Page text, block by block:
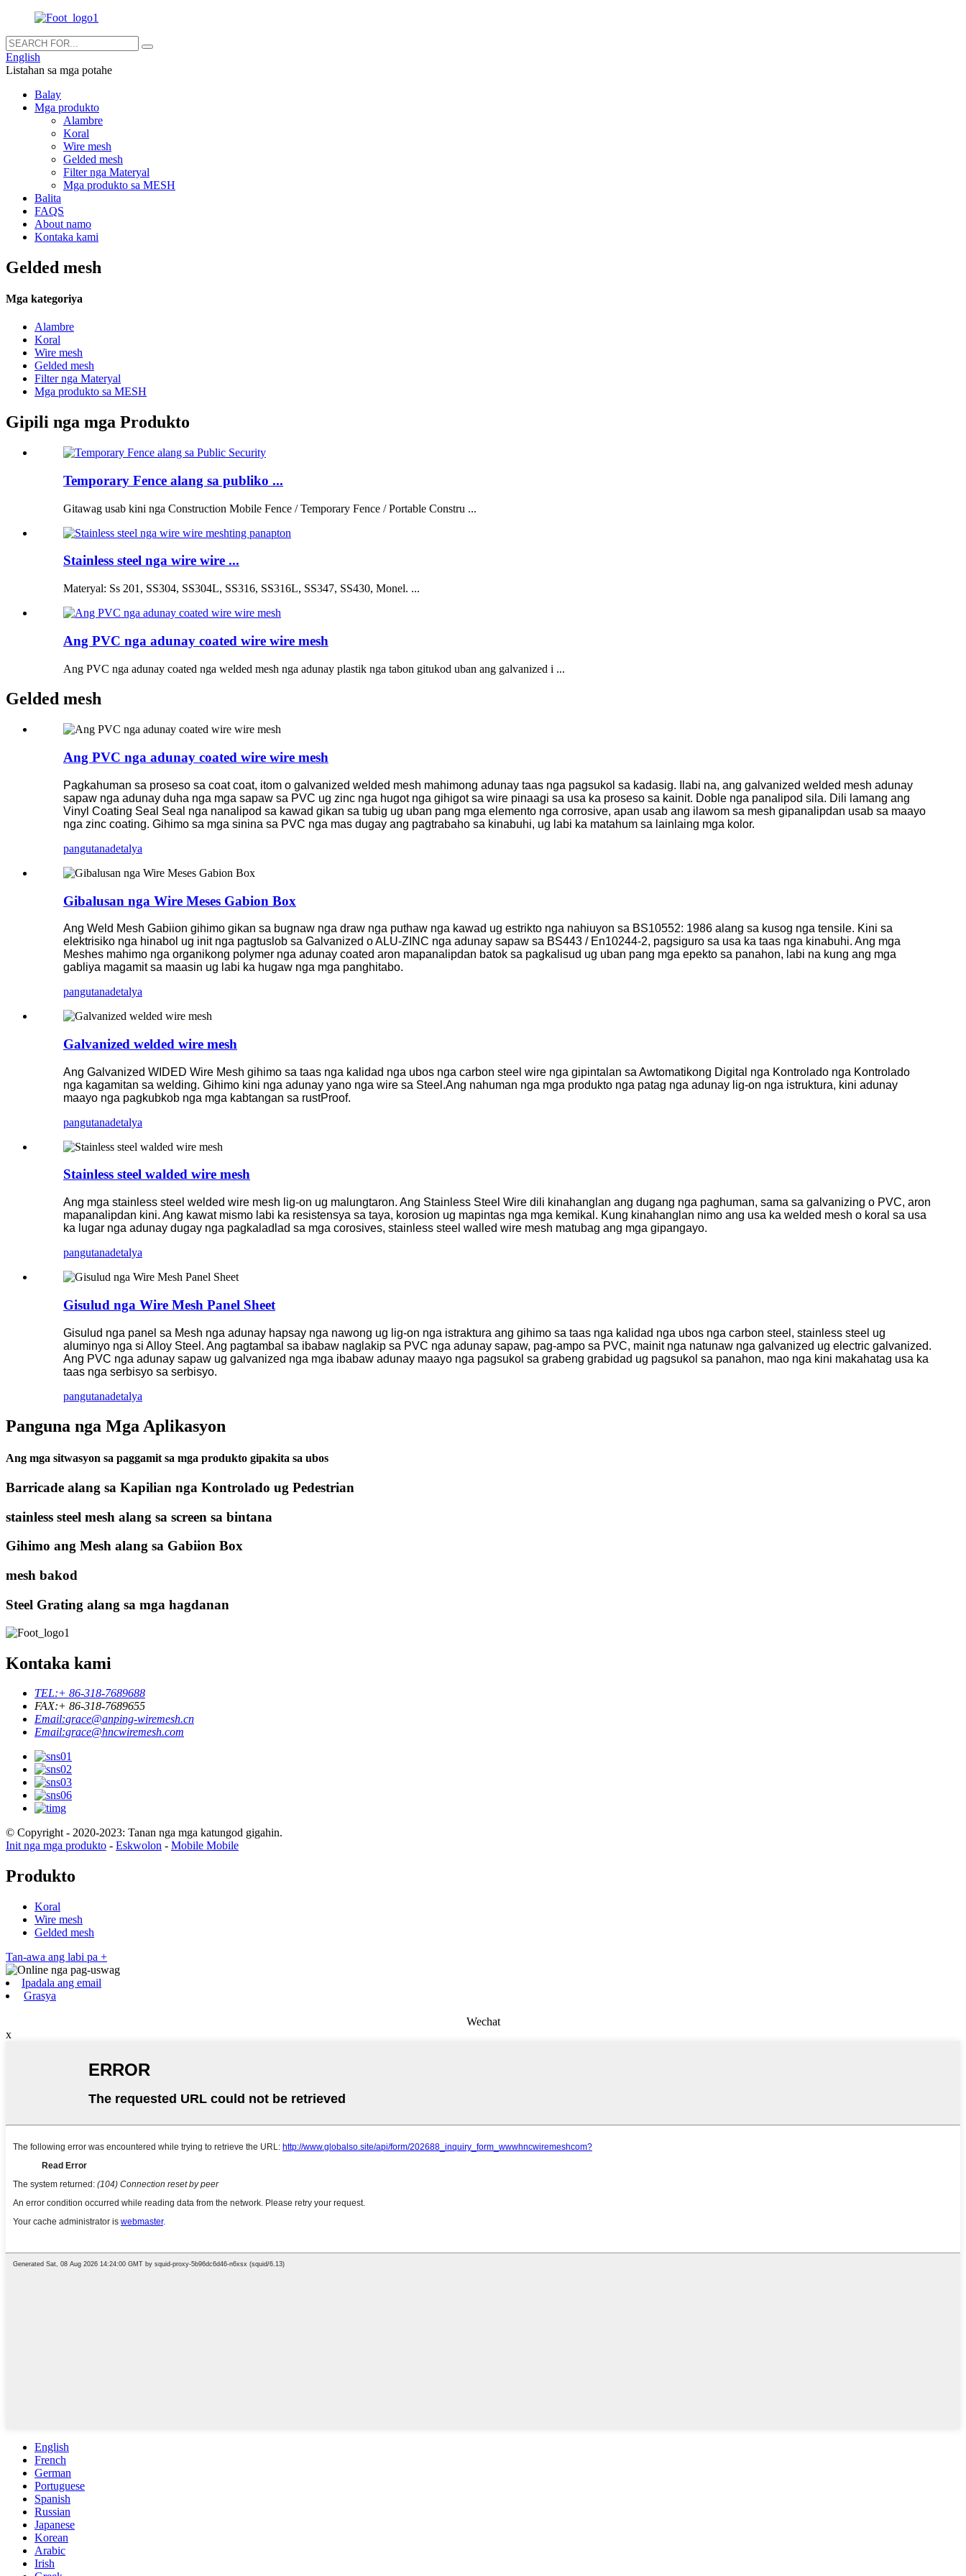
English
Listahan sa mga potahe
Balay
Mga produkto
Alambre
Koral
Wire mesh
Gelded mesh
Filter nga Materyal
Mga produkto sa MESH
Balita
FAQS
About namo
Kontaka kami
Gelded mesh
Mga kategoriya
Alambre
Koral
Wire mesh
Gelded mesh
Filter nga Materyal
Mga produkto sa MESH
Gipili nga mga Produkto
Temporary Fence alang sa publiko ...
Gitawag usab kini nga Construction Mobile Fence / Temporary Fence / Portable Constru ...
Stainless steel nga wire wire ...
Materyal: Ss 201, SS304, SS304L, SS316, SS316L, SS347, SS430, Monel. ...
Ang PVC nga adunay coated wire wire mesh
Ang PVC nga adunay coated nga welded mesh nga adunay plastik nga tabon gitukod uban ang galvanized i ...
Gelded mesh
Ang PVC nga adunay coated wire wire mesh
Pagkahuman sa proseso sa coat coat, itom o galvanized welded mesh mahimong adunay taas nga pagsukol sa kadasig. Ilabi na, ang galvanized welded mesh adunay
sapaw nga adunay duha nga mga sapaw sa PVC ug zinc nga hugot nga gihigot sa wire pinaagi sa usa ka proseso sa kainit. Doble nga panalipod sila. Dili lamang ang
Vinyl Coating Seal Seal nga nanalipod sa kawad gikan sa tubig ug uban pang mga elemento nga corrosive, apan usab ang ilawom sa mesh gipanalipdan usab sa maayo
nga zinc coating. Gihimo sa mga sinina sa PVC nga mas dugay ang pagtrabaho sa kinabuhi, ug labi ka matahum sa lainlaing mga kolor.
pangutanadetalya
Gibalusan nga Wire Meses Gabion Box
Ang Weld Mesh Gabiion gihimo gikan sa bugnaw nga draw nga puthaw nga kawad ug estrikto nga nahiuyon sa BS10552: 1986 alang sa kusog nga tensile. Kini sa
elektrisiko nga hinabol ug init nga pagtuslob sa Galvanized o ALU-ZINC nga adunay sapaw sa BS443 / En10244-2, pagsiguro sa usa ka taas nga kinabuhi. Ang mga
Meshes mahimo nga organikong polymer nga adunay coated aron mapanalipdan batok sa pagkalisud ug uban pang mga epekto sa panahon, labi na kung ang mga
gabliya magamit sa maasin ug labi ka hugaw nga mga panghitabo.
pangutanadetalya
Galvanized welded wire mesh
Ang Galvanized WIDED Wire Mesh gihimo sa taas nga kalidad nga ubos nga carbon steel wire nga gipintalan sa Awtomatikong Digital nga Kontrolado nga Kontrolado
nga kagamitan sa welding. Gihimo kini nga adunay yano nga wire sa Steel.Ang nahuman nga mga produkto nga patag nga adunay lig-on nga istruktura, kini adunay
maayo nga pagkubkob nga mga kabtangan sa rustProof.
pangutanadetalya
Stainless steel walded wire mesh
Ang mga stainless steel welded wire mesh lig-on ug malungtaron. Ang Stainless Steel Wire dili kinahanglan ang dugang nga paghuman, sama sa galvanizing o PVC, aron
mapanalipdan kini. Ang kawat mismo labi ka resistensya sa taya, korosion ug mapintas nga mga kemikal. Kung kinahanglan nimo ang usa ka welded mesh o koral sa usa
ka lugar nga adunay dugay nga pagkaladlad sa mga corosives, stainless steel walled wire mesh matubag ang mga gipangayo.
pangutanadetalya
Gisulud nga Wire Mesh Panel Sheet
Gisulud nga panel sa Mesh nga adunay hapsay nga nawong ug lig-on nga istraktura ang gihimo sa taas nga kalidad nga ubos nga carbon steel, stainless steel ug
aluminyo nga si Alloy Steel. Ang pagtambal sa ibabaw naglakip sa PVC nga adunay sapaw, pag-ampo sa PVC, mainit nga natunaw nga galvanized ug electric galvanized.
Ang PVC nga adunay sapaw ug galvanized nga mga ibabaw adunay maayo nga pagsukol sa grabeng grabidad ug pagsukol sa panahon, mao nga kini makahatag usa ka
taas nga serbisyo sa serbisyo.
pangutanadetalya
Panguna nga Mga Aplikasyon
Ang mga sitwasyon sa paggamit sa mga produkto gipakita sa ubos
Barricade alang sa Kapilian nga Kontrolado ug Pedestrian
stainless steel mesh alang sa screen sa bintana
Gihimo ang Mesh alang sa Gabiion Box
mesh bakod
Steel Grating alang sa mga hagdanan
Kontaka kami
TEL:+ 86-318-7689688
FAX:+ 86-318-7689655
Email:grace@anping-wiremesh.cn
Email:grace@hncwiremesh.com
© Copyright - 2020-2023: Tanan nga mga katungod gigahin.
Init nga mga produkto - Eskwolon - Mobile Mobile
Produkto
Koral
Wire mesh
Gelded mesh
Tan-awa ang labi pa +
Ipadala ang email
Grasya
Wechat
x
English
French
German
Portuguese
Spanish
Russian
Japanese
Korean
Arabic
Irish